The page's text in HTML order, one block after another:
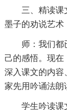
三、精读课
墨子的劝说艺术
师：我们都
己的感悟。现在
深入课文的内容
家先用吟诵法朗
学生吟读课